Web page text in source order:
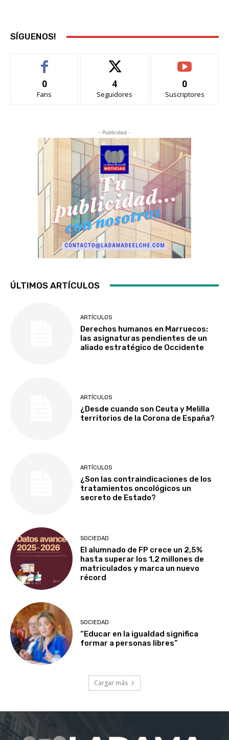
SÍGUENOS!
0
Fans
4
Seguidores
0
Suscriptores
- Publicidad -
ÚLTIMOS ARTÍCULOS
ARTÍCULOS
Derechos humanos en Marruecos:
las asignaturas pendientes de un
aliado estratégico de Occidente
ARTÍCULOS
¿Desde cuando son Ceuta y Melilla
territorios de la Corona de España?
ARTÍCULOS
¿Son las contraindicaciones de los
tratamientos oncológicos un
secreto de Estado?
SOCIEDAD
El alumnado de FP crece un 2,5%
hasta superar los 1,2 millones de
matriculados y marca un nuevo
récord
SOCIEDAD
“Educar en la igualdad significa
formar a personas libres”
Cargar más